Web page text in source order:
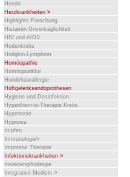
Heroin
Herzkrankheiten >
Highlights Forschung
Histamin Unverträglichkeit
HIV und AIDS
Hodenkrebs
Hodgkin-Lymphom
Homöopathie
Homöopunktur
Hundehaarallergie
Hüftgelenksendoprothesen
Hygiene und Desinfektion
Hyperthermie-Therapie Krebs
Hypertonie
Hypnose
Impfen
Immunologie>
Impotenz Therapie
Infektionskrankheiten >
Insektengiftallergie
Integrative Medizin >